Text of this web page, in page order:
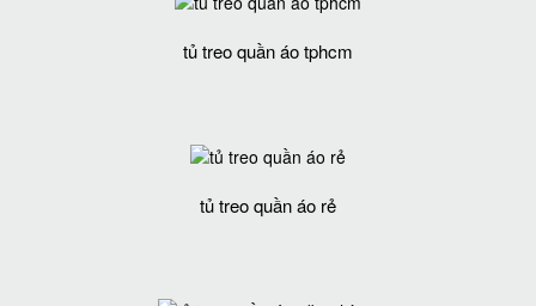
tủ treo quần áo tphcm
tủ treo quần áo rẻ